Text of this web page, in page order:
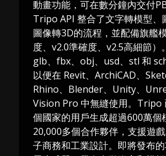
動畫功能，可在數分鐘內交付
Tripo API 整合了文字轉模型、
圖像轉3D的流程，並配備旗艦
度、v2.0準確度、v2.5高細節）
glb、fbx、obj、usd、stl 和
以便在 Revit、ArchiCAD、
Rhino、Blender、Unity、
Vision Pro 中無縫使用。Tripo
個國家的用戶生成超過600萬個
20,000多個合作夥伴，支援遊
子商務和工業設計。即將發布